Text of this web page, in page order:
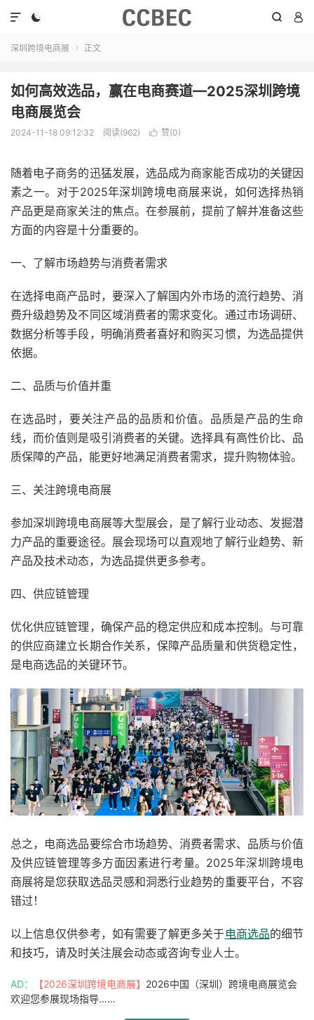
  

深圳跨境电商展  正文
如何高效选品，赢在电商赛道—2025深圳跨境
电商展览会
2024-11-18 09:12:32 阅读(962)  赞(0)
随着电子商务的迅猛发展，选品成为商家能否成功的关键因
素之一。对于2025年深圳跨境电商展来说，如何选择热销
产品更是商家关注的焦点。在参展前，提前了解并准备这些
方面的内容是十分重要的。
一、了解市场趋势与消费者需求
在选择电商产品时，要深入了解国内外市场的流行趋势、消
费升级趋势及不同区域消费者的需求变化。通过市场调研、
数据分析等手段，明确消费者喜好和购买习惯，为选品提供
依据。
二、品质与价值并重
在选品时，要关注产品的品质和价值。品质是产品的生命
线，而价值则是吸引消费者的关键。选择具有高性价比、品
质保障的产品，能更好地满足消费者需求，提升购物体验。
三、关注跨境电商展
参加深圳跨境电商展等大型展会，是了解行业动态、发掘潜
力产品的重要途径。展会现场可以直观地了解行业趋势、新
产品及技术动态，为选品提供更多参考。
四、供应链管理
优化供应链管理，确保产品的稳定供应和成本控制。与可靠
的供应商建立长期合作关系，保障产品质量和供货稳定性，
是电商选品的关键环节。
总之，电商选品要综合市场趋势、消费者需求、品质与价值
及供应链管理等多方面因素进行考量。2025年深圳跨境电
商展将是您获取选品灵感和洞悉行业趋势的重要平台，不容
错过！
以上信息仅供参考，如有需要了解更多关于电商选品的细节
和技巧，请及时关注展会动态或咨询专业人士。
AD： 【2026深圳跨境电商展】 2026中国（深圳）跨境电商展览会
欢迎您参展现场指导……